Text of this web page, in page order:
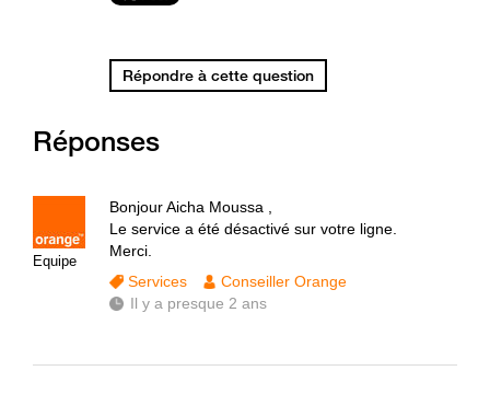
Répondre à cette question
Réponses
Equipe
Bonjour Aicha Moussa ,
Le service a été désactivé sur votre ligne.
Merci.
Services
Conseiller Orange
Il y a presque 2 ans